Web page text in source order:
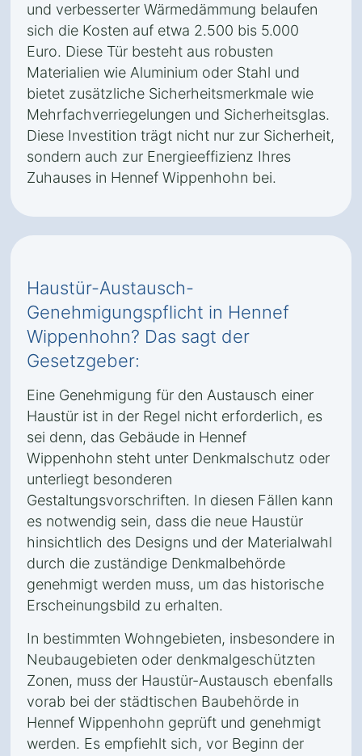
und verbesserter Wärmedämmung belaufen
sich die Kosten auf etwa 2.500 bis 5.000
Euro. Diese Tür besteht aus robusten
Materialien wie Aluminium oder Stahl und
bietet zusätzliche Sicherheitsmerkmale wie
Mehrfachverriegelungen und Sicherheitsglas.
Diese Investition trägt nicht nur zur Sicherheit,
sondern auch zur Energieeffizienz Ihres
Zuhauses in Hennef Wippenhohn bei.
Haustür-Austausch-
Genehmigungspflicht in Hennef
Wippenhohn? Das sagt der
Gesetzgeber:
Eine Genehmigung für den Austausch einer
Haustür ist in der Regel nicht erforderlich, es
sei denn, das Gebäude in Hennef
Wippenhohn steht unter Denkmalschutz oder
unterliegt besonderen
Gestaltungsvorschriften. In diesen Fällen kann
es notwendig sein, dass die neue Haustür
hinsichtlich des Designs und der Materialwahl
durch die zuständige Denkmalbehörde
genehmigt werden muss, um das historische
Erscheinungsbild zu erhalten.
In bestimmten Wohngebieten, insbesondere in
Neubaugebieten oder denkmalgeschützten
Zonen, muss der Haustür-Austausch ebenfalls
vorab bei der städtischen Baubehörde in
Hennef Wippenhohn geprüft und genehmigt
werden. Es empfiehlt sich, vor Beginn der